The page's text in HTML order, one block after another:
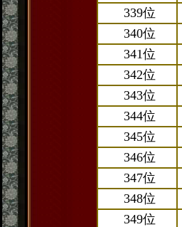
339位
340位
341位
342位
343位
344位
345位
346位
347位
348位
349位